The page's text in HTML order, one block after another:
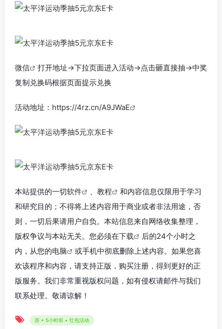
微信
打开地址->下拉页面进入活动->点击砸直接抽->中奖
复制兑换码根据页面提示兑换
活动地址： https://4rz.cn/A9JWaE
本站提供的一切软件 教程
和内容信息仅限用于学习
和研究目的；不得将上述内容用于商业或者非法用途，否
则，一切后果请用户自负。本站信息来自网络收集整理，
版权争议与本站无关。您必须在下载
后的24个小时之
内，从您的电脑
或手机中彻底删除上述内容。如果您喜
欢该程序和内容，请支持正版，购买注册，得到更好的正
版服务。我们非常重视版权问题，如有侵权请邮件与我们
联系处理。敬请谅解！
苏 • 5小时前 • 红包活动